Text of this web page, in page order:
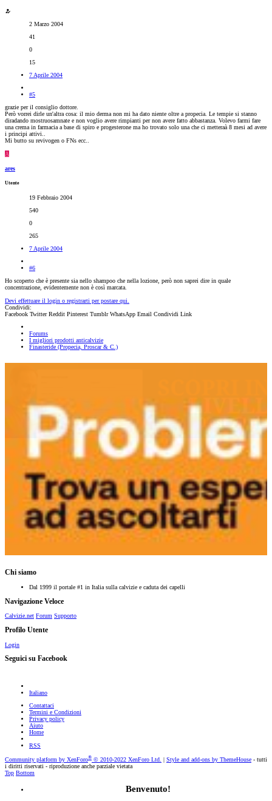
2 Marzo 2004
41
0
15
7 Aprile 2004
#5
grazie per il consiglio dottore.
Però vorrei dirle un'altra cosa: il mio derma non mi ha dato niente oltre a propecia. Le tempie si stanno
diradando mostruosamnate e non voglio avere rimpianti per non avere fatto abbastanza. Volevo farmi fare
una crema in farmacia a base di spiro e progesterone ma ho trovato solo una che ci metteraà 8 mesi ad avere
i principi attivi..
Mi butto su revivogen o FNs ecc..
A
ares
Utente
19 Febbraio 2004
540
0
265
7 Aprile 2004
#6
Ho scoperto che è presente sia nello shampoo che nella lozione, però non saprei dire in quale
concentrazione, evidentemente non è così marcata.
Devi effettuare il login o registrarti per postare qui.
Condividi:
Facebook Twitter Reddit Pinterest Tumblr WhatsApp Email Condividi Link
Forums
I migliori prodotti anticalvizie
Finasteride (Propecia, Proscar & C.)
Chi siamo
Dal 1999 il portale #1 in Italia sulla calvizie e caduta dei capelli
Navigazione Veloce
Calvizie.net Forum Supporto
Profilo Utente
Login
Seguici su Facebook
Italiano
Contattaci
Termini e Condizioni
Privacy policy
Aiuto
Home
RSS
Community platform by XenForo® © 2010-2022 XenForo Ltd. Style and add-ons by ThemeHouse - tutti
i diritti riservati - riproduzione anche parziale vietata
Top Bottom
Benvenuto!